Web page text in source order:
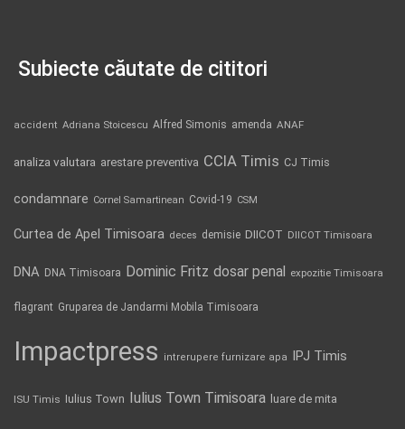
Subiecte căutate de cititori
accident Adriana Stoicescu Alfred Simonis amenda ANAF
analiza valutara arestare preventiva CCIA Timis CJ Timis
condamnare Cornel Samartinean Covid-19 CSM
Curtea de Apel Timisoara deces demisie DIICOT DIICOT Timisoara
DNA DNA Timisoara Dominic Fritz dosar penal expozitie Timisoara
flagrant Gruparea de Jandarmi Mobila Timisoara
Impactpress intrerupere furnizare apa IPJ Timis
ISU Timis Iulius Town Iulius Town Timisoara luare de mita